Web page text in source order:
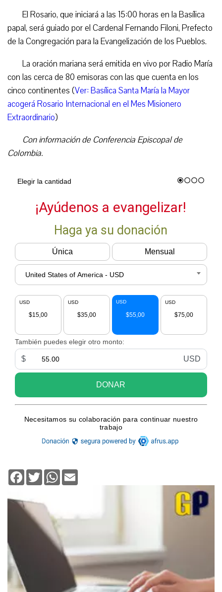
El Rosario, que iniciará a las 15:00 horas en la Basílica
papal, será guiado por el Cardenal Fernando Filoni, Prefecto
de la Congregación para la Evangelización de los Pueblos.
La oración mariana será emitida en vivo por Radio María
con las cerca de 80 emisoras con las que cuenta en los
cinco continentes (Ver: Basílica Santa María la Mayor
acogerá Rosario Internacional en el Mes Misionero
Extraordinario)
Con información de Conferencia Episcopal de
Colombia.
Facebook
TwitterWhatsApp